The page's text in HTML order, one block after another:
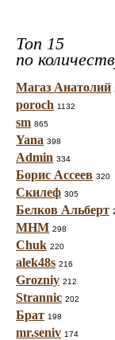
Топ 15
по
Магаз Анатолий
poroch 1132
sm 865
Yana 398
Admin 334
Борис Ассеев 320
Скилеф 305
Белков Альберт
МНМ 298
Chuk 220
alek48s 216
Grozniy 212
Strannic 202
Брат 198
mr.seniv 174